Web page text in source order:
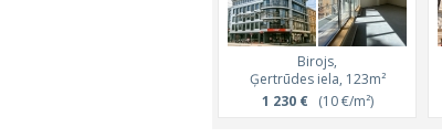
Birojs,
Ģertrūdes iela, 123m²
1 230 €(10 €/m²)